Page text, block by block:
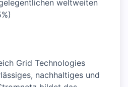
weltweiten
Grid Technologies
nachhaltiges und